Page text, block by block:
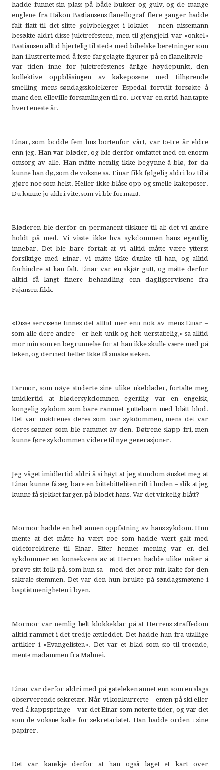
hadde funnet sin plass på både bukser og gulv, og de mange
englene fra Håkon Bastiansens flanellograf flere ganger hadde
falt flatt til det slitte golvbelegget i lokalet – noen nissemann
besøkte aldri disse juletrefestene, men til gjengjeld var «onkel»
Bastiansen alltid hjertelig til stede med bibelske beretninger som
han illustrerte med å feste fargelagte figurer på en flanelltavle –
var tiden inne for juletrefestenes årlige høydepunkt, den
kollektive oppblåsingen av kakeposene med tilhørende
smelling mens søndagsskolelærer Espedal fortvilt forsøkte å
mane den elleville forsamlingen til ro. Det var en strid han tapte
hvert eneste år.
Einar, som bodde fem hus bortenfor vårt, var to-tre år eldre
enn jeg. Han var bløder, og ble derfor omfattet med en enorm
omsorg av alle. Han måtte nemlig ikke begynne å blø, for da
kunne han dø, som de voksne sa. Einar fikk følgelig aldri lov til å
gjøre noe som helst. Heller ikke blåse opp og smelle kakeposer.
Du kunne jo aldri vite, som vi ble formant.
Bløderen ble derfor en permanent tilskuer til alt det vi andre
holdt på med. Vi visste ikke hva sykdommen hans egentlig
innebar. Det ble bare fortalt at vi alltid måtte være ytterst
forsiktige med Einar. Vi måtte ikke dunke til han, og alltid
forhindre at han falt. Einar var en skjør gutt, og måtte derfor
alltid få langt finere behandling enn dagligservisene fra
Fajansen fikk.
«Disse servisene finnes det alltid mer enn nok av, mens Einar –
som alle dere andre – er helt unik og helt uerstattelig,» sa alltid
mor min som en begrunnelse for at han ikke skulle være med på
leken, og dermed heller ikke få smake steken.
Farmor, som nøye studerte sine ulike ukeblader, fortalte meg
imidlertid at blødersykdommen egentlig var en engelsk,
kongelig sykdom som bare rammet guttebarn med blått blod.
Det var mødrenes deres som bar sykdommen, mens det var
deres sønner som ble rammet av den. Døtrene slapp fri, men
kunne føre sykdommen videre til nye generasjoner.
Jeg våget imidlertid aldri å si høyt at jeg stundom ønsket meg at
Einar kunne få seg bare en bittebitteliten rift i huden – slik at jeg
kunne få sjekket fargen på blodet hans. Var det virkelig blått?
Mormor hadde en helt annen oppfatning av hans sykdom. Hun
mente at det måtte ha vært noe som hadde vært galt med
oldeforeldrene til Einar. Etter hennes mening var en del
sykdommer en konsekvens av at Herren hadde ulike måter å
prøve sitt folk på, som hun sa – med det bror min kalte for den
sakrale stemmen. Det var den hun brukte på søndagsmøtene i
baptistmenigheten i byen.
Mormor var nemlig helt klokkeklar på at Herrens straffedom
alltid rammet i det tredje ættleddet. Det hadde hun fra utallige
artikler i «Evangelisten». Det var et blad som sto til troende,
mente madammen fra Malmei.
Einar var derfor aldri med på gateleken annet enn som en slags
observerende sekretær. Når vi konkurrerte – enten på ski eller
ved å kappspringe – var det Einar som noterte tider, og var det
som de voksne kalte for sekretariatet. Han hadde orden i sine
papirer.
Det var kanskje derfor at han også laget et kart over